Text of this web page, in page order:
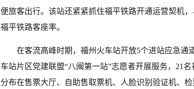
便旅客出行。该站还紧紧抓住福平铁路开通运营契机
福平铁路客座率。
在客流高峰时期，福州火车站开放5个进站应急通
车站片区党建联盟“八闽第一站”志愿者开展服务，21名
分布在售票大厅、自助售取票机、人脸识别验证机、